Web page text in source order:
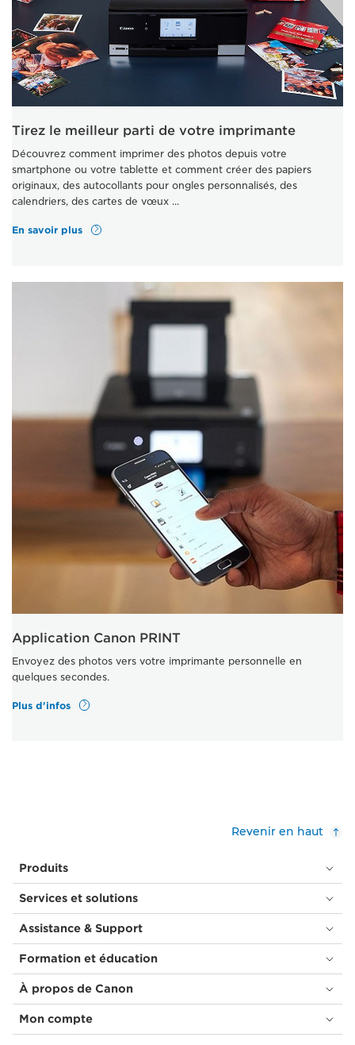
Tirez le meilleur parti de votre imprimante
Découvrez comment imprimer des photos depuis votre
smartphone ou votre tablette et comment créer des papiers
originaux, des autocollants pour ongles personnalisés, des
calendriers, des cartes de vœux ...
En savoir plus
Application Canon PRINT
Envoyez des photos vers votre imprimante personnelle en
quelques secondes.
Plus d'infos
Revenir en haut
Produits
Services et solutions
Assistance & Support
Formation et éducation
À propos de Canon
Mon compte